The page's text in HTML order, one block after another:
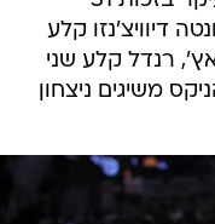
דיוויצ'נזו קלע
רנדל קלע שני
משיגים ניצחון